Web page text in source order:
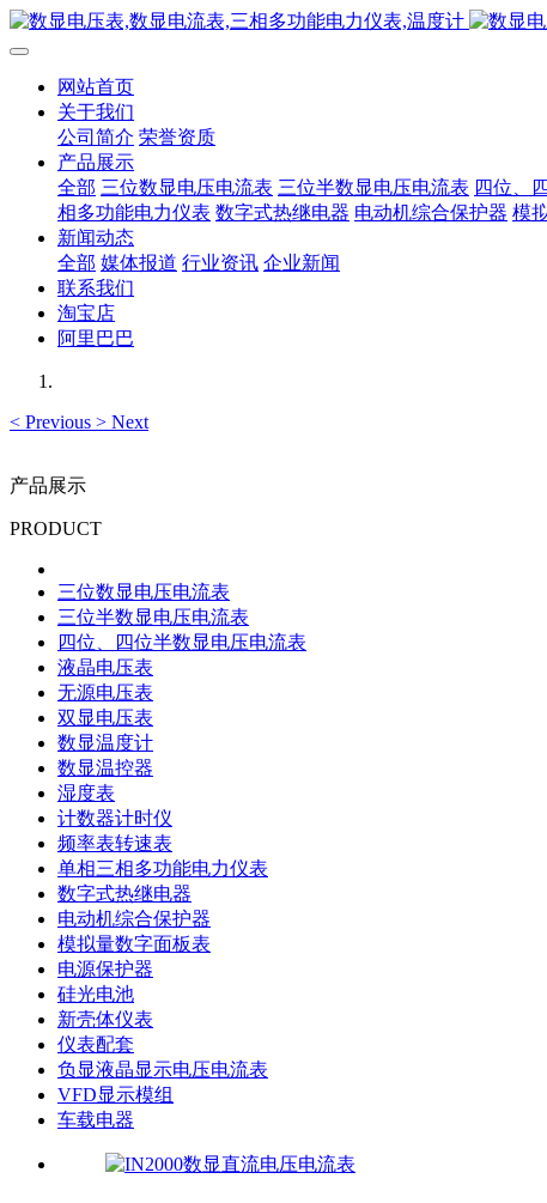
网站首页
关于我们
公司简介 荣誉资质
产品展示
全部 三位数显电压电流表 三位半数显电压电流表 四位、
相多功能电力仪表 数字式热继电器 电动机综合保护器 模
新闻动态
全部 媒体报道 行业资讯 企业新闻
联系我们
淘宝店
阿里巴巴
< Previous > Next
产品展示
PRODUCT
三位数显电压电流表
三位半数显电压电流表
四位、四位半数显电压电流表
液晶电压表
无源电压表
双显电压表
数显温度计
数显温控器
湿度表
计数器计时仪
频率表转速表
单相三相多功能电力仪表
数字式热继电器
电动机综合保护器
模拟量数字面板表
电源保护器
硅光电池
新壳体仪表
仪表配套
负显液晶显示电压电流表
VFD显示模组
车载电器